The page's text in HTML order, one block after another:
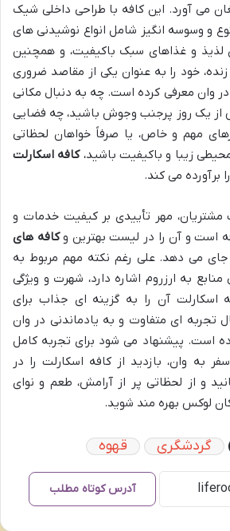
می آورد. این کافه با طراحی داخلی شیک
و وسوسه انگیز شامل انواع نوشیدنی های
و غذاهای سبک باکیفیت، و همچنین
خود را به عنوان یکی از مقاصد ضروری
وان معرفی کرده است. چه به دنبال مکانی
از یک روز پرجنب وجوش باشید، چه فضایی
مهم و خاص، یا صرفاً خواهان لحظاتی
زیبا و باکیفیت باشید،کافه اسکارلت
برآورده می کند.
مشتریان، مهر تأییدی بر کیفیت خدمات و
است و آن را در لیست بهترین وکافه های
جای می دهد. علی رغم نکته مهم مربوط به
به ارزروم اشاره دارد، شهرت و ویژگی
اسکارلت آن را به گزینه ای جذاب برای
تجربه ای متفاوت و به یادماندنی در وان
است. پیشنهاد می شود برای تجربه کامل
به وان، بازدید از کافه اسکارلت را در
و از لحظاتی پر از آرامش، طعم و نوای
لوکس بهره مند شوید.
گردشگری قهوه
آدرس کوتاه مطلب